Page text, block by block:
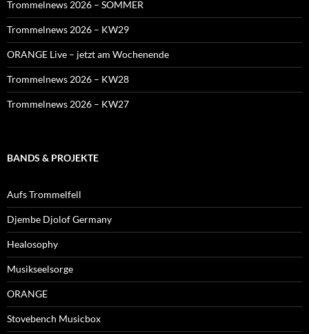
Trommelnews 2026 – SOMMER
Trommelnews 2026 – KW29
ORANGE Live – jetzt am Wochenende
Trommelnews 2026 – KW28
Trommelnews 2026 – KW27
BANDS & PROJEKTE
Aufs Trommelfell
Djembe Djolof Germany
Healosophy
Musikseelsorge
ORANGE
Stovebench Musicbox